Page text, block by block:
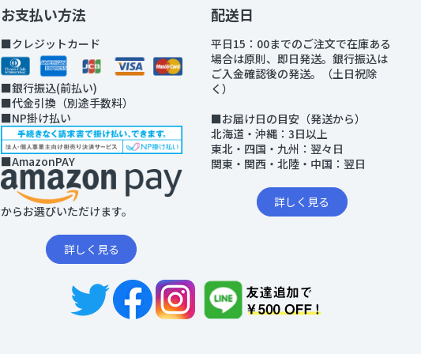
お支払い方法
■クレジットカード
■銀行振込(前払い)
■代金引換（別途手数料）
■NP掛け払い
■AmazonPAY
からお選びいただけます。
詳しく見る
配送日
平日15：00までのご注文で在庫ある
場合は原則、即日発送。銀行振込は
ご入金確認後の発送。（土日祝除
く）
■お届け日の目安（発送から）
北海道・沖縄：3日以上
東北・四国・九州：翌々日
関東・関西・北陸・中国：翌日
詳しく見る